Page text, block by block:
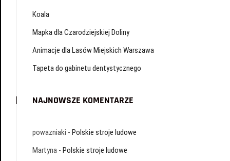
Koala
Mapka dla Czarodziejskiej Doliny
Animacje dla Lasów Miejskich Warszawa
Tapeta do gabinetu dentystycznego
NAJNOWSZE KOMENTARZE
powazniaki - Polskie stroje ludowe
Martyna - Polskie stroje ludowe